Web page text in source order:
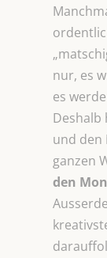
nur, es
es
Deshalb
und den
ganzen
den